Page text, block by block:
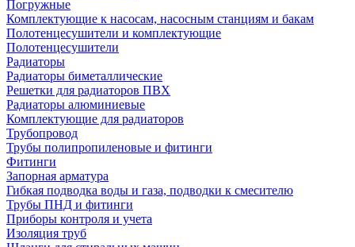
Погружные
Комплектующие к насосам, насосным станциям и бакам
Полотенцесушители и комплектующие
Полотенцесушители
Радиаторы
Радиаторы биметаллические
Решетки для радиаторов ПВХ
Радиаторы алюминиевые
Комплектующие для радиаторов
Трубопровод
Трубы полипропиленовые и фитинги
Фитинги
Запорная арматура
Гибкая подводка воды и газа, подводки к смесителю
Трубы ПНД и фитинги
Приборы контроля и учета
Изоляция труб